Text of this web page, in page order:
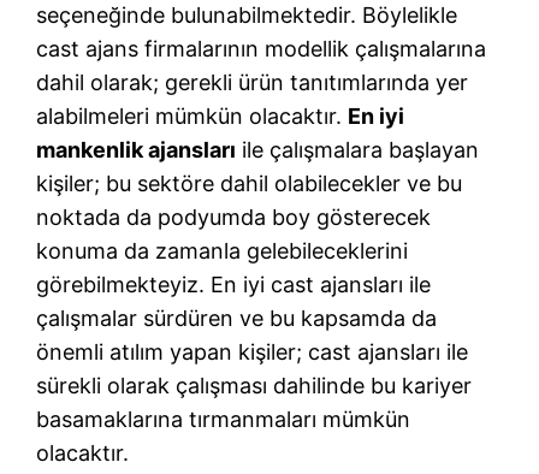
seçeneğinde bulunabilmektedir. Böylelikle
cast ajans firmalarının modellik çalışmalarına
dahil olarak; gerekli ürün tanıtımlarında yer
alabilmeleri mümkün olacaktır. En iyi
mankenlik ajansları ile çalışmalara başlayan
kişiler; bu sektöre dahil olabilecekler ve bu
noktada da podyumda boy gösterecek
konuma da zamanla gelebileceklerini
görebilmekteyiz. En iyi cast ajansları ile
çalışmalar sürdüren ve bu kapsamda da
önemli atılım yapan kişiler; cast ajansları ile
sürekli olarak çalışması dahilinde bu kariyer
basamaklarına tırmanmaları mümkün
olacaktır.